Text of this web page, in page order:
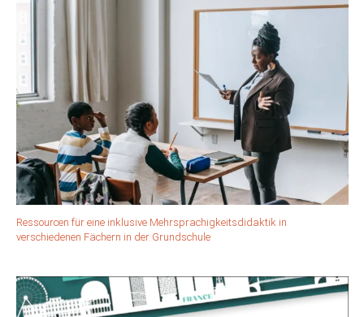
Ressourcen für eine inklusive Mehrsprachigkeitsdidaktik in
verschiedenen Fächern in der Grundschule